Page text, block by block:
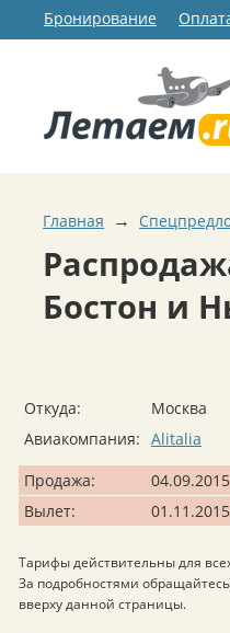
Бронирование
Главная →
Бостон и
Откуда:
Москва
Авиакомпания: Alitalia
Продажа:
Вылет:
Тарифы действительны для
За подробностями
вверху данной страницы.